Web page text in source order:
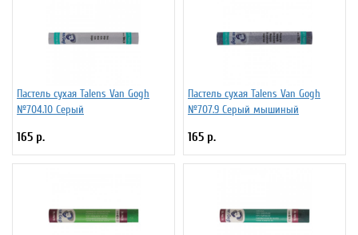
Пастель сухая Talens Van Gogh
№704.10 Серый
165 р.
Пастель сухая Talens Van Gogh
№707.9 Серый мышиный
165 р.